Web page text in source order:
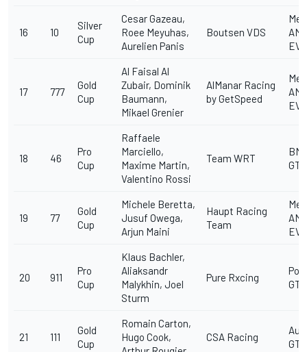
16 10
Silver
Cup
Cesar Gazeau,
Roee Meyuhas,
Aurelien Panis
Boutsen VDS
EVO
17 777
Gold
Cup
Al Faisal Al
Zubair, Dominik
Baumann,
Mikael Grenier
AlManar Racing
by GetSpeed
EVO
18 46
Pro
Cup
Raffaele
Marciello,
Maxime Martin,
Valentino Rossi
Team WRT
GT3
19 77
Gold
Cup
Michele Beretta,
Jusuf Owega,
Arjun Maini
Haupt Racing
Team
EVO
20 911
Pro
Cup
Klaus Bachler,
Aliaksandr
Malykhin, Joel
Sturm
Pure Rxcing
21 111
Gold
Cup
Romain Carton,
Hugo Cook,
CSA Racing